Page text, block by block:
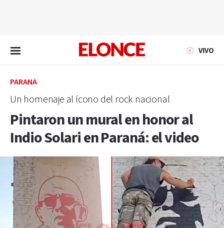
VIVO
PARANÁ
Un homenaje al ícono del rock nacional
Pintaron un mural en honor al
Indio Solari en Paraná: el video